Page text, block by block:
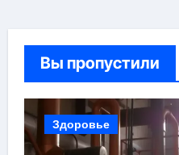
Вы пропустили
Здоровье